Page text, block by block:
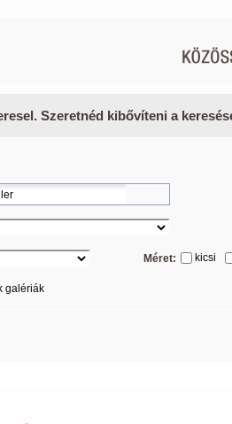
Szeretnéd kibővíteni a
Méret: kicsi
galériák